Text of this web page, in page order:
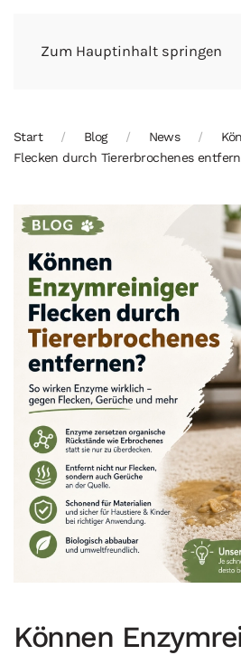
Zum Hauptinhalt springen
Start Blog News
Flecken durch Tiererbrochenes
Können